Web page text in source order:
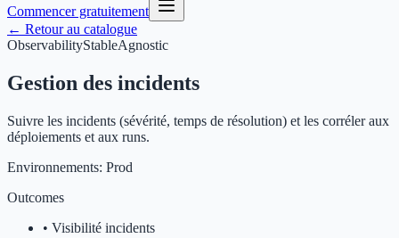
Commencer gratuitement
← Retour au catalogue
ObservabilityStableAgnostic
Gestion des incidents
Suivre les incidents (sévérité, temps de résolution) et les corréler aux
déploiements et aux runs.
Environnements: Prod
Outcomes
• Visibilité incidents